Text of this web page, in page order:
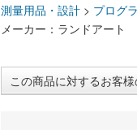
測量用品・設計 > プログ
メーカー：ランドアート
この商品に対するお客